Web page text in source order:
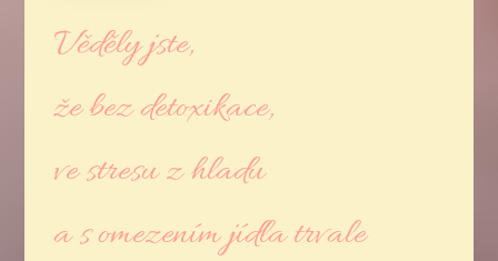
Věděly jste,
že bez detoxikace,
ve stresu z hladu
a s omezením jídla trvale